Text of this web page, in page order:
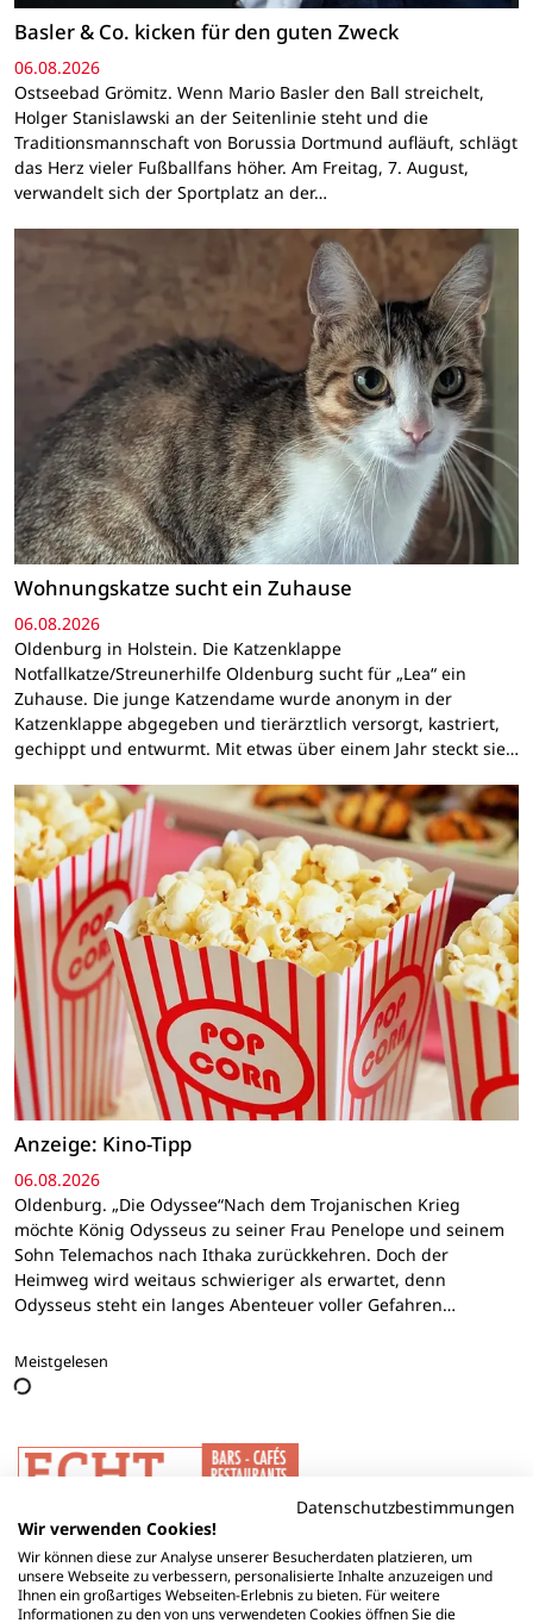
Basler & Co. kicken für den guten Zweck
06.08.2026
Ostseebad Grömitz. Wenn Mario Basler den Ball streichelt,
Holger Stanislawski an der Seitenlinie steht und die
Traditionsmannschaft von Borussia Dortmund aufläuft, schlägt
das Herz vieler Fußballfans höher. Am Freitag, 7. August,
verwandelt sich der Sportplatz an der…
Wohnungskatze sucht ein Zuhause
06.08.2026
Oldenburg in Holstein. Die Katzenklappe
Notfallkatze/Streunerhilfe Oldenburg sucht für „Lea“ ein
Zuhause. Die junge Katzendame wurde anonym in der
Katzenklappe abgegeben und tierärztlich versorgt, kastriert,
gechippt und entwurmt. Mit etwas über einem Jahr steckt sie…
Anzeige: Kino-Tipp
06.08.2026
Oldenburg. „Die Odyssee“Nach dem Trojanischen Krieg
möchte König Odysseus zu seiner Frau Penelope und seinem
Sohn Telemachos nach Ithaka zurückkehren. Doch der
Heimweg wird weitaus schwieriger als erwartet, denn
Odysseus steht ein langes Abenteuer voller Gefahren…
Meistgelesen
Datenschutzbestimmungen
Wir verwenden Cookies!
Wir können diese zur Analyse unserer Besucherdaten platzieren, um
unsere Webseite zu verbessern, personalisierte Inhalte anzuzeigen und
Ihnen ein großartiges Webseiten-Erlebnis zu bieten. Für weitere
Informationen zu den von uns verwendeten Cookies öffnen Sie die